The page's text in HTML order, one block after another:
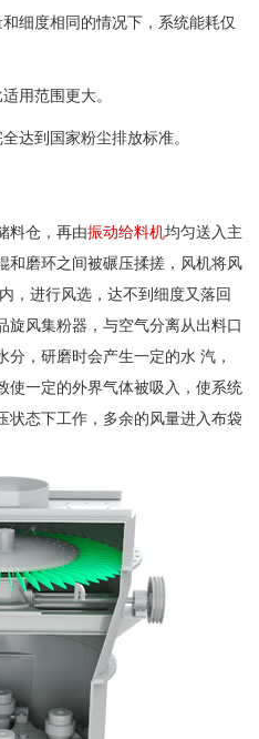
细度相同的情况下，系统能耗仅
用范围更大。
达到国家粉尘排放标准。
料仓，再由振动给料机均匀送入主
和磨环之间被碾压揉搓，风机将风
，进行风选，达不到细度又落回
旋风集粉器，与空气分离从出料口
，研磨时会产生一定的水 汽，
使一定的外界气体被吸入，使系统
状态下工作，多余的风量进入布袋